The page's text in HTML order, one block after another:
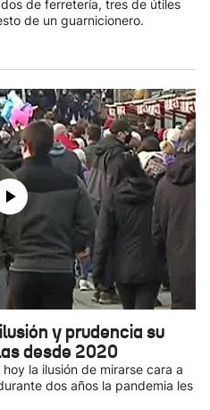
de ferretería, tres de útiles
de un guarnicionero.
y prudencia su
desde 2020
la ilusión de mirarse cara a
dos años la pandemia les